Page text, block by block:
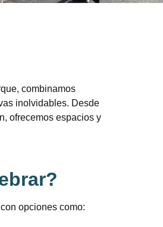
combinamos
inolvidables. Desde
ofrecemos espacios y
opciones como: